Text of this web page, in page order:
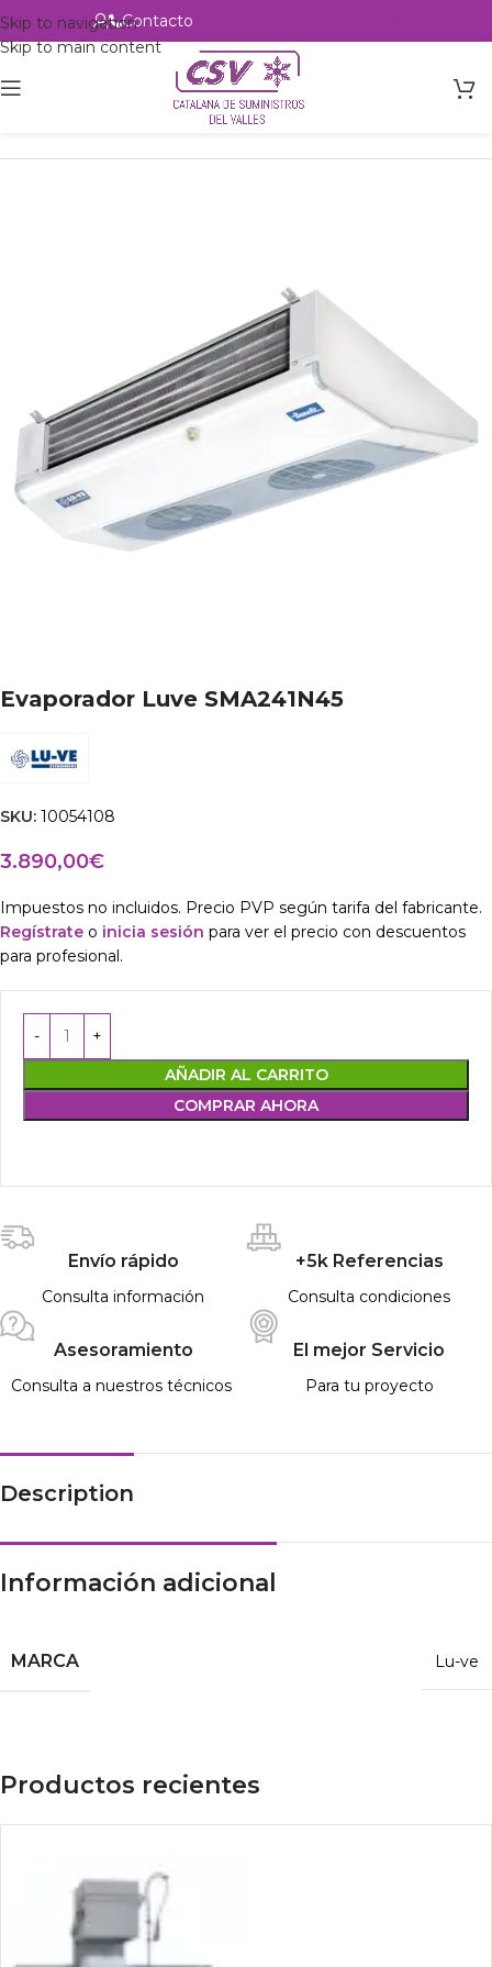
Skip to navigation
Skip to main content
Contacto
Intercambio Evaporadores Aire Forzado
Evaporador Luve SMA241N45
SKU: 10054108
3.890,00€
Impuestos no incluidos. Precio PVP según tarifa del fabricante.
Regístrate o inicia sesión para ver el precio con descuentos
para profesional.
AÑADIR AL CARRITO
COMPRAR AHORA
Envío rápido
Consulta información
+5k Referencias
Consulta condiciones
Asesoramiento
Consulta a nuestros técnicos
El mejor Servicio
Para tu proyecto
Description
Información adicional
MARCA Lu-ve
Productos recientes